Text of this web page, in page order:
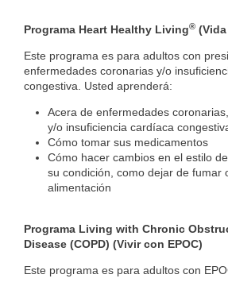
Programa Heart Healthy Living®
Este programa es para adultos con
enfermedades coronarias y/o
congestiva. Usted aprenderá:
Acera de enfermedades coronarias,
y/o insuficiencia cardíaca
Cómo tomar sus medicamentos
Cómo hacer cambios en el estilo
su condición, como dejar de fumar
alimentación
Programa Living with Chronic
Disease (COPD) (Vivir con EPOC)
Este programa es para adultos con